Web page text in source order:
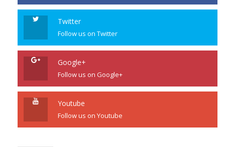
Twitter
Follow us on Twitter
Google+
Follow us on Google+
Youtube
Follow us on Youtube